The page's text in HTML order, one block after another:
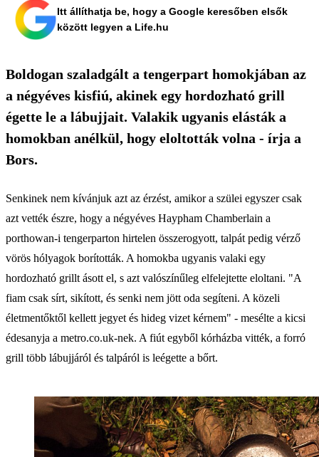
Itt állíthatja be, hogy a Google keresőben elsők
között legyen a Life.hu
Boldogan szaladgált a tengerpart homokjában az
a négyéves kisfiú, akinek egy hordozható grill
égette le a lábujjait. Valakik ugyanis elásták a
homokban anélkül, hogy eloltották volna - írja a
Bors.
Senkinek nem kívánjuk azt az érzést, amikor a szülei egyszer csak
azt vették észre, hogy a négyéves Haypham Chamberlain a
porthowan-i tengerparton hirtelen összerogyott, talpát pedig vérző
vörös hólyagok borították. A homokba ugyanis valaki egy
hordozható grillt ásott el, s azt valószínűleg elfelejtette eloltani. "A
fiam csak sírt, sikított, és senki nem jött oda segíteni. A közeli
életmentőktől kellett jegyet és hideg vizet kérnem" - mesélte a kicsi
édesanyja a metro.co.uk-nek. A fiút egyből kórházba vitték, a forró
grill több lábujjáról és talpáról is leégette a bőrt.